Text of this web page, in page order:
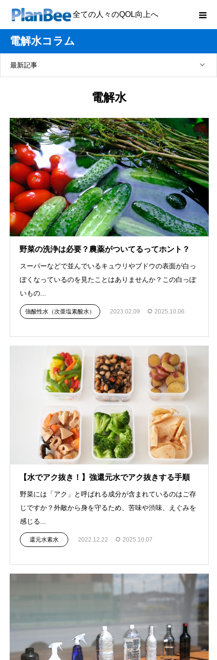
全ての人々のQOL向上へ
電解水コラム
最新記事
電解水
野菜の洗浄は必要？農薬がついてるってホント？
スーパーなどで並んでいるキュウリやブドウの表面が白っ
ぽくなっているのを見たことはありませんか？この白っぽ
いもの...
強酸性水（次亜塩素酸水） 2023.02.09 2025.10.06
【水でアク抜き！】強還元水でアク抜きする手順
野菜には「アク」と呼ばれる成分が含まれているのはご存
じですか？外敵から身を守るため、苦味や渋味、えぐみを
感じる...
還元水素水 2022.12.22 2025.10.07